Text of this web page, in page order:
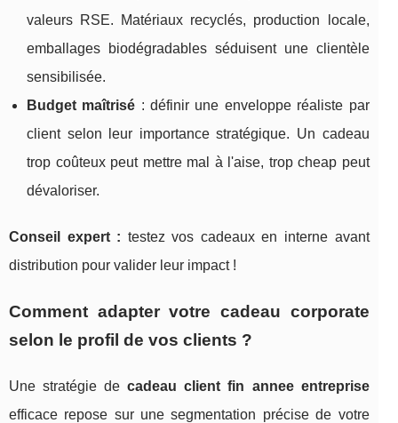
valeurs RSE. Matériaux recyclés, production locale,
emballages biodégradables séduisent une clientèle
sensibilisée.
Budget maîtrisé : définir une enveloppe réaliste par
client selon leur importance stratégique. Un cadeau
trop coûteux peut mettre mal à l'aise, trop cheap peut
dévaloriser.
Conseil expert : testez vos cadeaux en interne avant
distribution pour valider leur impact !
Comment adapter votre cadeau corporate
selon le profil de vos clients ?
Une stratégie decadeau client fin annee entreprise
efficace repose sur une segmentation précise de votre